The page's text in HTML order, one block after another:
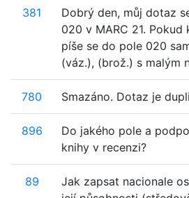
381
Dobrý den, můj dotaz
020 v MARC 21.
píše se do pole 020
(váz.), (brož.) s malým
780 Smazáno. Dotaz je
896
Do jakého pole a
knihy v recenzi?
89
Jak zapsat nacionale